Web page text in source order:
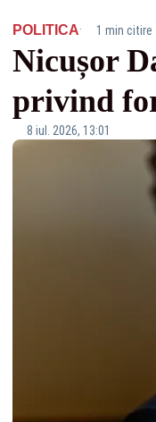
POLITICA· 1 min citire
Nicușor
privind
8 iul. 2026, 13:01